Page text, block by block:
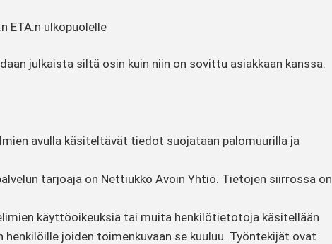
ETA:n ulkopuolelle
julkaista siltä osin kuin niin on sovittu asiakkaan kanssa.
avulla käsiteltävät tiedot suojataan palomuurilla ja
tarjoaja on Nettiukko Avoin Yhtiö. Tietojen siirrossa on
käyttöoikeuksia tai muita henkilötietotoja käsitellään
joiden toimenkuvaan se kuuluu. Työntekijät ovat